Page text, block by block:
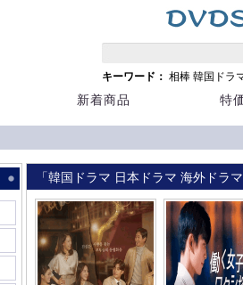
キーワード： 相棒 韓国ドラ
新着商品 特
「韓国ドラマ 日本ドラマ 海外ドラ